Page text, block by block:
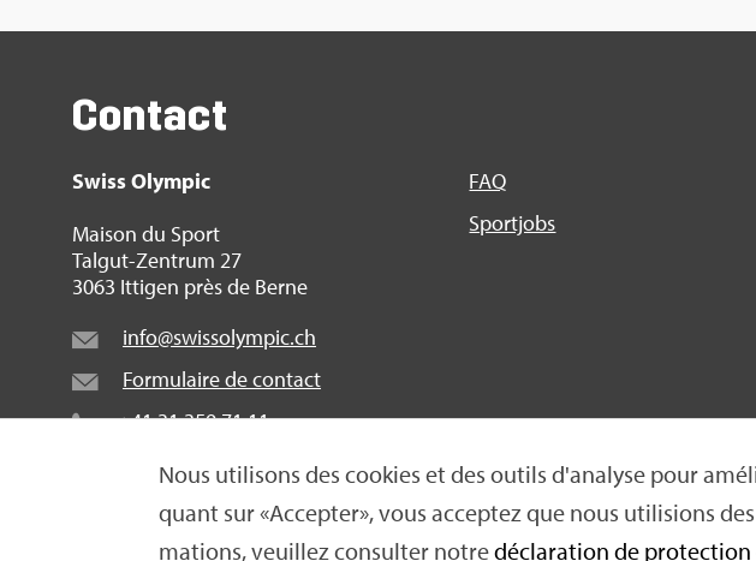
Nous uti­li­sons des cookies et des outils d'ana­lyse pour
quant sur «Accep­ter», vous accep­tez que nous uti­li­sions
ma­tions, veuillez consul­ter notredécla­ra­tion de pro­tec­tion
Contact
Swiss Olym­pic
Mai­son du Sport
Tal­gut-Zen­trum 27
3063 Itti­gen près de Berne
info@​swi​ssol​ympi​c.​ch
For­mu­laire de contact
+41 31 359 71 11
FAQ
Sport­jobs
© 2016 Swiss Olym­pic 2026| Impres­sum|Décla­ra­tion de pro­tec­tion des